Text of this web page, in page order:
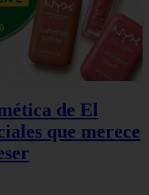
de El
que merece